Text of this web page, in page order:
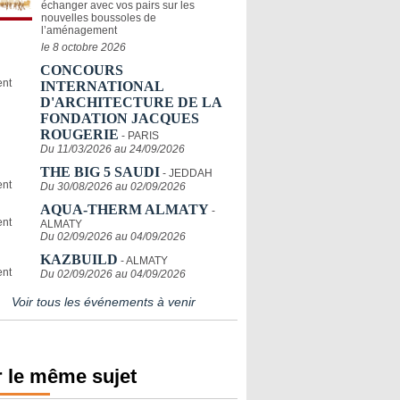
échanger avec vos pairs sur les
nouvelles boussoles de
l’aménagement
le 8 octobre 2026
CONCOURS
INTERNATIONAL
D'ARCHITECTURE DE LA
FONDATION JACQUES
ROUGERIE - PARIS
Du 11/03/2026 au 24/09/2026
THE BIG 5 SAUDI - JEDDAH
Du 30/08/2026 au 02/09/2026
AQUA-THERM ALMATY -
ALMATY
Du 02/09/2026 au 04/09/2026
KAZBUILD - ALMATY
Du 02/09/2026 au 04/09/2026
Voir tous les événements à venir
le même sujet